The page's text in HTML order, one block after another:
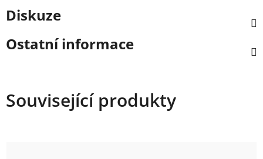
Diskuze
Ostatní informace
Související produkty